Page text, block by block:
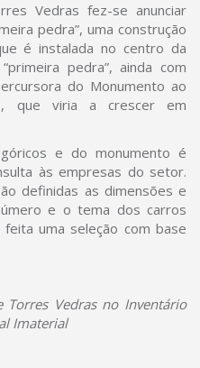
Vedras fez-se anunciar
pedra”, uma construção
é instalada no centro da
pedra”, ainda com
do Monumento ao
que viria a crescer em
e do monumento é
às empresas do setor.
definidas as dimensões e
e o tema dos carros
uma seleção com base
Torres Vedras no Inventário
Imaterial